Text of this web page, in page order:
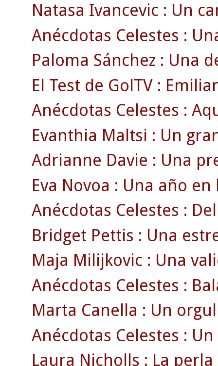
Natasa Ivancevic : Un
Anécdotas Celestes :
Paloma Sánchez : Una
El Test de GolTV :
Anécdotas Celestes :
Evanthia Maltsi : Un
Adrianne Davie : Una
Eva Novoa : Una año
Anécdotas Celestes :
Bridget Pettis : Una
Maja Milijkovic : Una
Anécdotas Celestes :
Marta Canella : Un
Anécdotas Celestes :
Laura Nicholls : La